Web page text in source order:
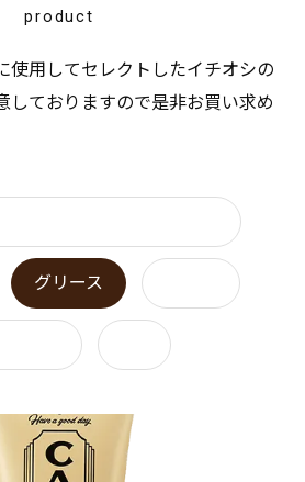
product
使用してセレクトしたイチオシの
しておりますので是非お買い求め
グリース